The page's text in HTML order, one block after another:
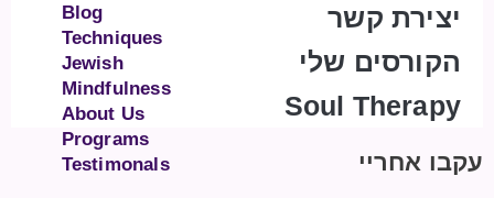
Blog
Techniques
Jewish
Mindfulness
About Us
Programs
Testimonals
יצירת קשר
הקורסים שלי
Soul Therapy
עקבו אחריי